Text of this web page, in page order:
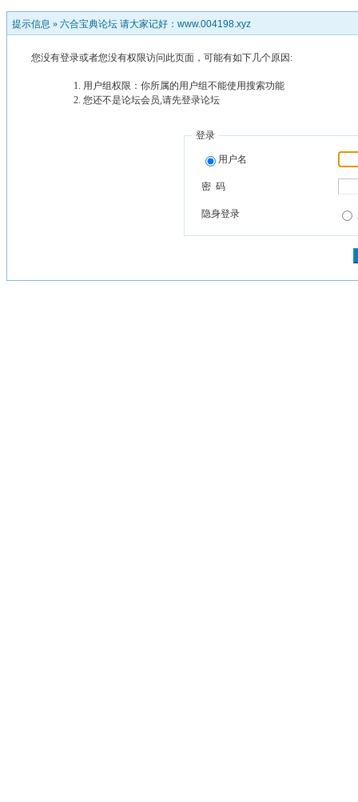
提示信息 » 六合宝典论坛 请大家记好：www.004198.xyz
您没有登录或者您没有权限访问此页面，可能有如下几个原因:
用户组权限：你所属的用户组不能使用搜索功能
您还不是论坛会员,请先登录论坛
登录
用户名
密 码
隐身登录